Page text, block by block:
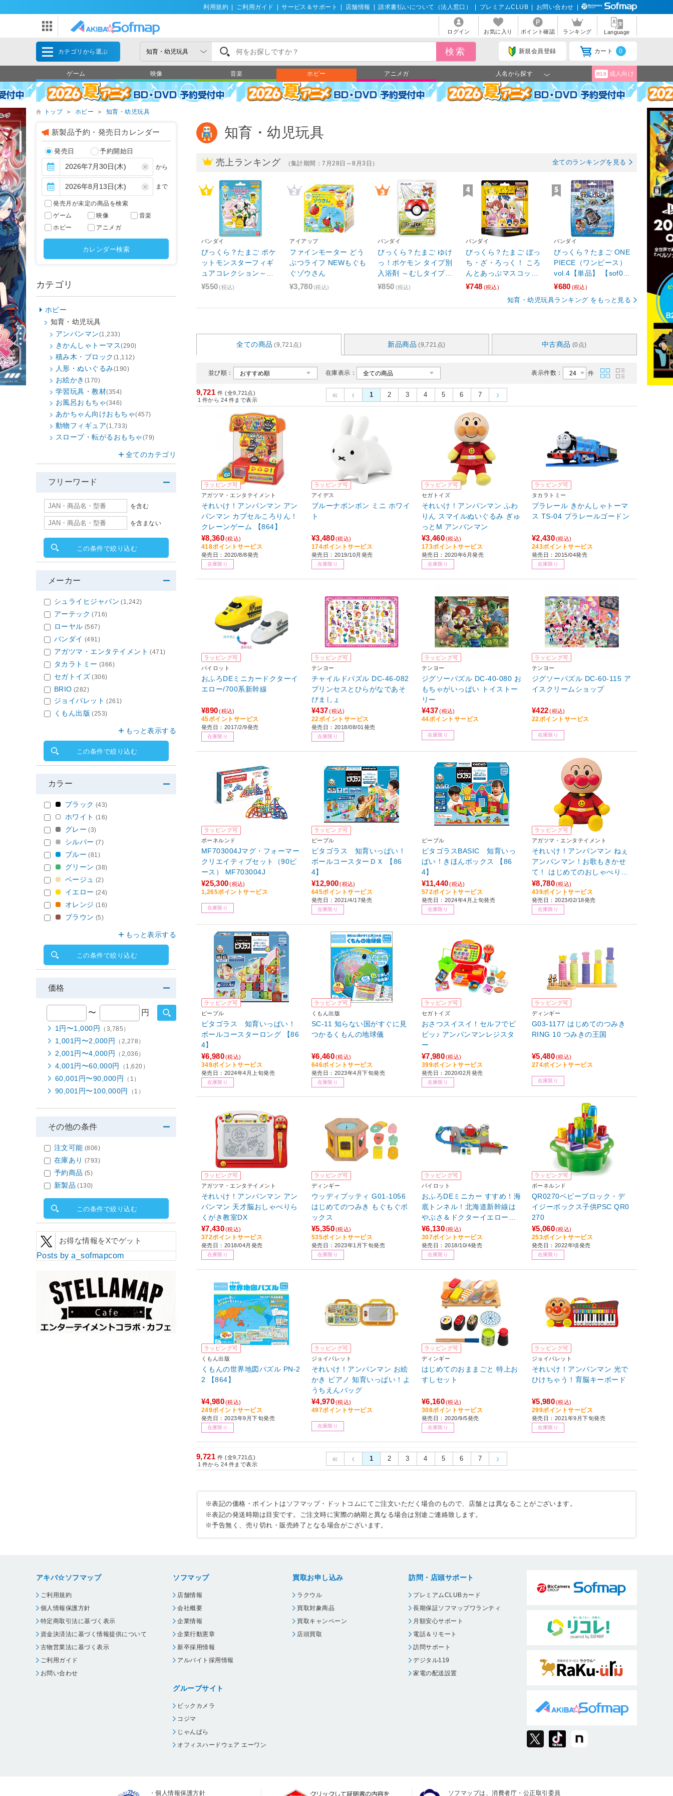
利用規約 ご利用ガイド サービス＆サポート 店舗情報 請求書払いについて（法人窓口） プレミアムCLUB お問い合わせ
ログイン お気に入り ポイント確認 ランキング Language
カテゴリから選ぶ 新規会員登録 カート 0
ゲーム 映像 音楽 ホビー アニメガ 人名から探す R18 成人向け
トップ ＞ ホビー ＞ 知育・幼児玩具
知育・幼児玩具
売上ランキング （集計期間：7月28日～8月3日） 全てのランキングを見る
バンダイ
びっくら？たまご ポケ
ットモンスターフィギ
ュアコレクション～未
知への挑戦～【単品】
¥550 (税込)
アイアップ
ファインモーター どう
ぶつライフ NEWもぐも
ぐゾウさん
¥3,780(税込)
バンダイ
びっくら？たまご ゆけ
っ！ポケモン タイプ別
入浴剤 ～むしタイプポ
ケモン～【単品】
¥850 (税込)
バンダイ
びっくら？たまご ぼっ
ち・ざ・ろっく！ ころ
んとあっぷマスコット
【単品】 【sof001】
¥748 (税込)
バンダイ
びっくら？たまご ONE
PIECE（ワンピース）
vol.4【単品】 【sof00
1】
¥680 (税込)
知育・幼児玩具ランキング をもっと見る
全ての商品 (9,721点) 新品商品 (9,721点) 中古商品 (0点)
並び順： 在庫表示： 表示件数： 件
9,721 件 (全9,721点)
1 件から 24 件まで表示
1 2 3 4 5 6 7
ラッピング可
アガツマ・エンタテイメント
それいけ！アンパンマン アン
パンマン カプセルころりん！
クレーンゲーム 【864】
¥8,360(税込)
418ポイントサービス
発売日：2020/8/8発売
在庫限り
ラッピング可
アイデス
ブルーナボンボン ミニ ホワイ
ト
¥3,480(税込)
174ポイントサービス
発売日：2019/10月発売
在庫限り
ラッピング可
セガトイズ
それいけ！アンパンマン ふわ
りん スマイルぬいぐるみ ぎゅ
っとM アンパンマン
¥3,460(税込)
173ポイントサービス
発売日：2020年6月発売
在庫限り
ラッピング可
タカラトミー
プラレール きかんしゃトーマ
ス TS-04 プラレールゴードン
¥2,430(税込)
243ポイントサービス
発売日：2015/04発売
在庫限り
ラッピング可
パイロット
おふろDEミニカードクターイ
エロー/700系新幹線
¥890 (税込)
45ポイントサービス
発売日：2017/2/9発売
在庫限り
ラッピング可
テンヨー
チャイルドパズル DC-46-082
プリンセスとひらがなであそ
びましょ
¥437 (税込)
22ポイントサービス
発売日：2018/08/01発売
在庫限り
ラッピング可
テンヨー
ジグソーパズル DC-40-080 お
もちゃがいっぱい トイストー
リー
¥437 (税込)
44ポイントサービス
在庫限り
ラッピング可
テンヨー
ジグソーパズル DC-60-115 ア
イスクリームショップ
¥422 (税込)
22ポイントサービス
在庫限り
ラッピング可
ボーネルンド
MF703004Jマグ・フォーマー
クリエイティブセット（90ピ
ース） MF703004J
¥25,300(税込)
1,265ポイントサービス
在庫限り
ラッピング可
ピープル
ピタゴラス 知育いっぱい！
ボールコースターＤＸ 【86
4】
¥12,900(税込)
645ポイントサービス
発売日：2021/4/17発売
在庫限り
ピープル
ピタゴラスBASIC 知育いっ
ぱい！きほんボックス 【86
4】
¥11,440(税込)
572ポイントサービス
発売日：2024年4月上旬発売
在庫限り
ラッピング可
アガツマ・エンタテイメント
それいけ！アンパンマン ねぇ
アンパンマン！お歌もきかせ
て！ はじめてのおしゃべりDX
【864】
¥8,780(税込)
439ポイントサービス
発売日：2023/02/18発売
在庫限り
ラッピング可
ピープル
ピタゴラス 知育いっぱい！
ボールコースターロング 【86
4】
¥6,980(税込)
349ポイントサービス
発売日：2024年4月上旬発売
在庫限り
ラッピング可
くもん出版
SC-11 知らない国がすぐに見
つかるくもんの地球儀
¥6,460(税込)
646ポイントサービス
発売日：2023年4月下旬発売
在庫限り
ラッピング可
セガトイズ
おさつスイスイ！セルフでピ
ピッ♪ アンパンマンレジスタ
ー
¥7,980(税込)
399ポイントサービス
発売日：2020/02月発売
在庫限り
ラッピング可
ディンギー
G03-1177 はじめてのつみき
RING 10 つみきの王国
¥5,480(税込)
274ポイントサービス
在庫限り
ラッピング可
アガツマ・エンタテイメント
それいけ！アンパンマン アン
パンマン 天才脳おしゃべりら
くがき教室DX
¥7,430(税込)
372ポイントサービス
発売日：2018/04月発売
在庫限り
ラッピング可
ディンギー
ウッディプッティ G01-1056
はじめてのつみき もぐもぐボ
ックス
¥5,350(税込)
535ポイントサービス
発売日：2023年1月下旬発売
在庫限り
ラッピング可
パイロット
おふろDEミニカー すすめ！海
底トンネル！北海道新幹線は
やぶさ＆ドクターイエローセ
ット
¥6,130(税込)
307ポイントサービス
発売日：2018/10/4発売
在庫限り
ラッピング可
ボーネルンド
QR0270ベビーブロック・デ
イジーボックス子供PSC QR0
270
¥5,060(税込)
253ポイントサービス
発売日：2022年頃発売
在庫限り
ラッピング可
くもん出版
くもんの世界地図パズル PN-2
2 【864】
¥4,980(税込)
249ポイントサービス
発売日：2023年9月下旬発売
在庫限り
ラッピング可
ジョイパレット
それいけ！アンパンマン お絵
かき ピアノ 知育いっぱい！よ
うちえんバッグ
¥4,970(税込)
497ポイントサービス
在庫限り
ラッピング可
ディンギー
はじめてのおままごと 特上お
すしセット
¥6,160(税込)
308ポイントサービス
発売日：2020/9/5発売
在庫限り
ラッピング可
ジョイパレット
それいけ！アンパンマン 光で
ひけちゃう！育脳キーボード
¥5,980(税込)
299ポイントサービス
発売日：2021年9月下旬発売
在庫限り
9,721 件 (全9,721点)
1 件から 24 件まで表示
1 2 3 4 5 6 7
※表記の価格・ポイントはソフマップ・ドットコムにてご注文いただく場合のもので、店舗とは異なることがございます。
※表記の発送時期は目安です。ご注文時に実際の納期と異なる場合は別途ご連絡致します。
※予告無く、売り切れ・販売終了となる場合がございます。
新製品予約・発売日カレンダー
発売日 予約開始日
から
まで
発売月が未定の商品を検索
ゲーム
映像
音楽
ホビー
アニメガ
カレンダー検索
カテゴリ
ホビー
知育・幼児玩具
アンパンマン(1,233)
きかんしゃトーマス(290)
積み木・ブロック (1,112)
人形・ぬいぐるみ(190)
お絵かき (170)
学習玩具・教材(354)
お風呂おもちゃ(346)
あかちゃん向けおもちゃ(457)
動物フィギュア(1,733)
スロープ・転がるおもちゃ(79)
全てのカテゴリ
フリーワード
を含む
を含まない
この条件で絞り込む
メーカー
シュライヒジャパン (1,242)
アーテック (716)
ローヤル (567)
バンダイ (491)
アガツマ・エンタテイメント (471)
タカラトミー (366)
セガトイズ (306)
BRIO (282)
ジョイパレット (261)
くもん出版 (253)
もっと表示する
この条件で絞り込む
カラー
ブラック (43)
ホワイト (16)
グレー (3)
シルバー (7)
ブルー (81)
グリーン (38)
ベージュ (2)
イエロー (24)
オレンジ (16)
ブラウン (5)
もっと表示する
この条件で絞り込む
価格
〜 円
1円〜1,000円 （3,785）
1,001円〜2,000円 （2,278）
2,001円〜4,000円 （2,036）
4,001円〜60,000円 （1,620）
60,001円〜90,000円 （1）
90,001円〜100,000円 （1）
その他の条件
注文可能 (806)
在庫あり (793)
予約商品 (5)
新製品 (130)
この条件で絞り込む
お得な情報をXでゲット
Posts by a_sofmapcom
アキバ☆ソフマップ
ご利用規約
個人情報保護方針
特定商取引法に基づく表示
資金決済法に基づく情報提供について
古物営業法に基づく表示
ご利用ガイド
お問い合わせ
ソフマップ
店舗情報
会社概要
企業情報
企業行動憲章
新卒採用情報
アルバイト採用情報
グループサイト
ビックカメラ
コジマ
じゃんぱら
オフィスハードウェア エーワン
買取お申し込み
ラクウル
買取対象商品
買取キャンペーン
店頭買取
訪問・店頭サポート
プレミアムCLUBカード
長期保証ソフマップワランティ
月額安心サポート
電話＆リモート
訪問サポート
デジタル119
家電の配送設置
・個人情報保護方針 ソフマップは、消費者庁・公正取引委員